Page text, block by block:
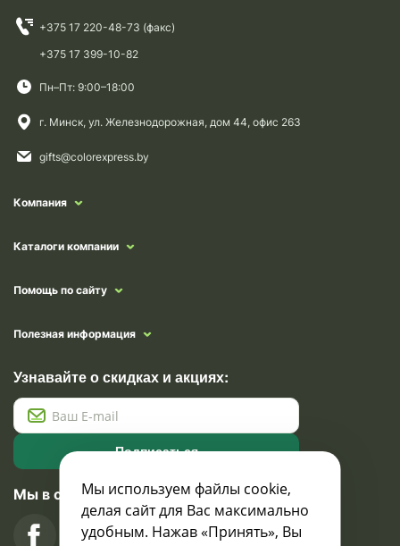
+375 17 220-48-73 (факс)
+375 17 399-10-82
Пн–Пт: 9:00–18:00
г. Минск, ул. Железнодорожная, дом 44, офис 263
gifts@colorexpress.by
Компания
Каталоги компании
Помощь по сайту
Полезная информация
Узнавайте о скидках и акциях:
Подписаться
Мы в социальных сетях
Мы используем файлы cookie,
делая сайт для Вас максимально
удобным. Нажав «Принять», Вы